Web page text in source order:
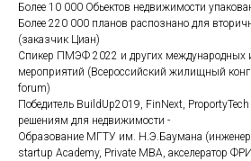
Более 10 000 Обьектов недвижимости
Более 220 000 планов распознано для
(заказчик Циан)
Спикер ПМЭФ 2022 и других международных
мероприятий (Всероссийский жилищный
forum)
Победитель BuildUp2019, FinNext,
решениям для недвижимости -
Образование МГТУ им. Н.Э.Баумана
startup Academy, Private MBA, акселератор